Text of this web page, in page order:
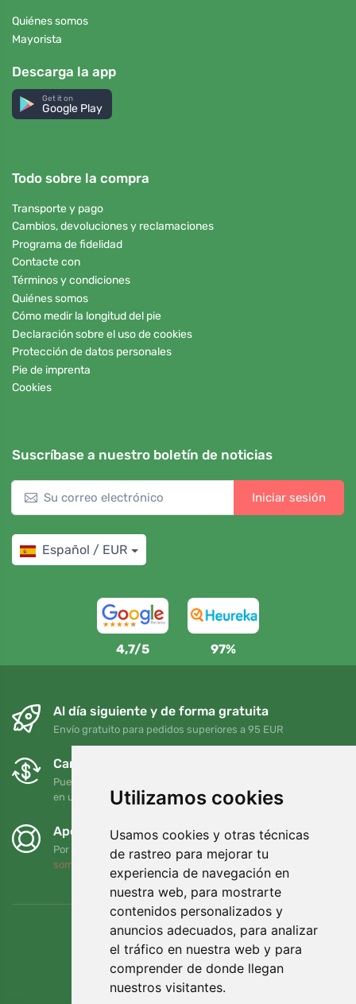
Utilizamos cookies
Usamos cookies y otras técnicas
de rastreo para mejorar tu
experiencia de navegación en
nuestra web, para mostrarte
contenidos personalizados y
anuncios adecuados, para analizar
el tráfico en nuestra web y para
comprender de donde llegan
nuestros visitantes.
Quiénes somos
Mayorista
Descarga la app
Get it on
Google Play
Todo sobre la compra
Transporte y pago
Cambios, devoluciones y reclamaciones
Programa de fidelidad
Contacte con
Términos y condiciones
Quiénes somos
Cómo medir la longitud del pie
Declaración sobre el uso de cookies
Protección de datos personales
Pie de imprenta
Cookies
Suscríbase a nuestro boletín de noticias
Iniciar sesión
Español / EUR
4,7/5 97%
Al día siguiente y de forma gratuita
Envío gratuito para pedidos superiores a 95 EUR
Cambios y devoluciones gratuitos
Puede devolver o cambiar su pedido en cualquier momento
en un plazo de 90 días
Apoyamos a Trees.org
Por cada pedido plantamos un árbol. Leer más
somos